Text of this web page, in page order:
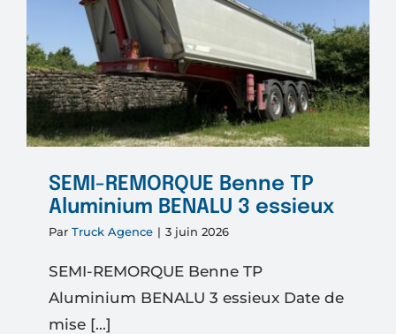
SEMI-REMORQUE Benne TP
Aluminium BENALU 3 essieux
Par Truck Agence | 3 juin 2026
SEMI-REMORQUE Benne TP
Aluminium BENALU 3 essieux Date de
mise [...]